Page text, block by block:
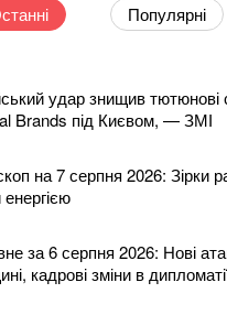
Популярні
удар знищив тютюнові
Brands під Києвом, — ЗМІ
на 7 серпня 2026: Зірки
за 6 серпня 2026: Нові
кадрові зміни в